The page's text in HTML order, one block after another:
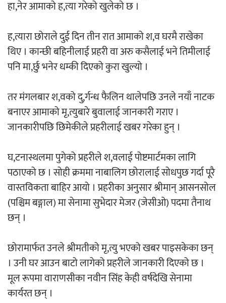
चलचित्र ‘माया भनेकै यस्तो होला’को शीर्ष गीत
सार्वजनिक
काठमाडौं युथ कन्क्लेभ २०२६ भव्यताका साथ
सम्पन्न
गीति एल्बम ‘जागृति’ लोकार्पण
हा,नेर आमाको ह,त्या गरेको खुलेको छ ।
ह,त्यारा छोराले दुई दिन तीन रात आमाको श,व घरमै राखेका
थिए । कान्छी बहिनीलाई प्रहरी वा अरु कसैलाई भने तिमीलाई
पनि मा,र्छु भनेर धम्की दिएको कुरा खुल्यो ।
तर मंगलबार श,वको दु,र्गन्ध फैलिन थालेपछि उनले नयाँ नाटक
बनाएर आमाको मृ,त्युबारे बुवालाई जानकारी गराए ।
जानकारीपछि छिमेकीले प्रहरीलाई खबर गरेका हुन् ।
घ,टनास्थलमा पुगेको प्रहरीले श,वलाई पोष्टमार्टमका लागि
पठाएको छ । सोही क्रममा नाबालिग छोरालाई सोधपुछ गर्दा पूरै
वास्तविकता बाहिर आयो । प्रहरीका अनुसार श्रीमान् आसनसोल
(पश्चिम बङ्गाल) मा सेनामा सुभेदार मेजर (जेसीओ) पदमा तैनाथ
छन् ।
छोरामार्फत उनले श्रीमतीको मृ,त्यु भएको खबर पाइसकेका छन्
। उनी घर आउन बाटो लागेको प्रहरीले जानकारी दिएको छ ।
मूल रूपमा वाराणसीका नवीन सिंह केही वर्षदेखि सेनामा
कार्यरत छन् ।